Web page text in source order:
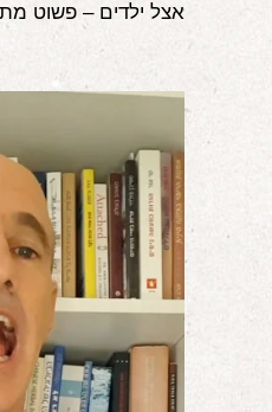
אצל ילדים – פשוט